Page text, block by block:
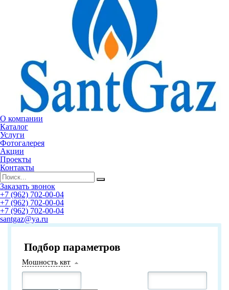
О компании
Каталог
Услуги
Фотогалерея
Акции
Проекты
Контакты
Заказать звонок
+7 (962) 702-00-04
+7 (962) 702-00-04
+7 (962) 702-00-04
santgaz@ya.ru
Подбор параметров
Мошность квт